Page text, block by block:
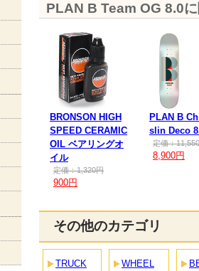
PLAN B Team OG 8.0
BRONSON HIGH
SPEED CERAMIC
OIL ベアリングオ
イル
定価：1,320円
900円
PLAN B
slin Deco
定価：
8,900円
その他のカテゴリ
TRUCK WHEEL